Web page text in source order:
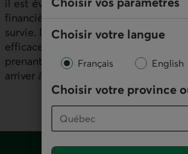
Choisir votre langue
Français English
Choisir votre province
il est évident que, pour y parvenir,
financières doivent d’abord assurer
survie. Des mesures appropriées et
efficace avec les régulateurs et autres
prenantes sont assurément une
arriver à cet objectif.
Pied de page